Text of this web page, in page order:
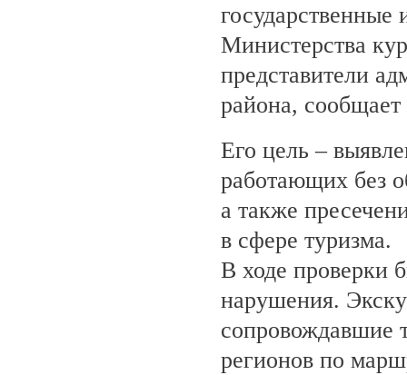
государственные
Министерства
представители
района,
Его цель –
работающих без
а также
в сфере туризма.
В ходе проверки
нарушения.
сопровождавшие
регионов по